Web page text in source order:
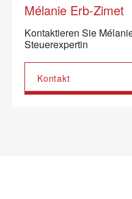
Mélanie Erb-Zimet
Kontaktieren Sie
Steuerexpertin
Kontakt